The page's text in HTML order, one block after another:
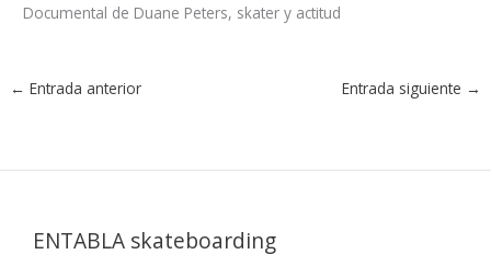
Documental de Duane Peters, skater y actitud
← Entrada anterior Entrada siguiente →
ENTABLA skateboarding